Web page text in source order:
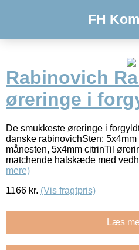
FH
Rabinovich
øreringe i
De smukkeste øreringe i
danske rabinovichSten:
månesten, 5x4mm citrinTil
matchende halskæde med
mere)
1166 kr. (Vis fragtpris)
Læs